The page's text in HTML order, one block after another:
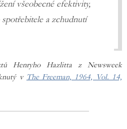
všeobecné efektivity,
a zchudnutí
Henryho Hazlitta z Newsweek
v The Freeman, 1964, Vol. 14,